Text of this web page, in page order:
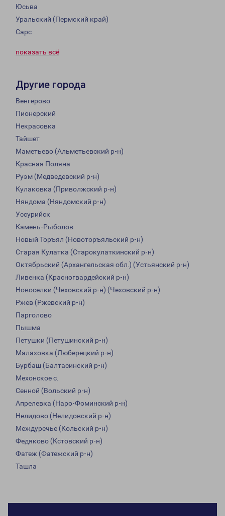
Юсьва
Уральский (Пермский край)
Сарс
показать всё
Другие города
Венгерово
Пионерский
Некрасовка
Тайшет
Маметьево (Альметьевский р-н)
Красная Поляна
Руэм (Медведевский р-н)
Кулаковка (Приволжский р-н)
Няндома (Няндомский р-н)
Уссурийск
Камень-Рыболов
Новый Торъял (Новоторъяльский р-н)
Старая Кулатка (Старокулаткинский р-н)
Октябрьский (Архангельская обл.) (Устьянский р-н)
Ливенка (Красногвардейский р-н)
Новоселки (Чеховский р-н) (Чеховский р-н)
Ржев (Ржевский р-н)
Парголово
Пышма
Петушки (Петушинский р-н)
Малаховка (Люберецкий р-н)
Бурбаш (Балтасинский р-н)
Мехонское с.
Сенной (Вольский р-н)
Апрелевка (Наро-Фоминский р-н)
Нелидово (Нелидовский р-н)
Междуречье (Кольский р-н)
Федяково (Кстовский р-н)
Фатеж (Фатежский р-н)
Ташла